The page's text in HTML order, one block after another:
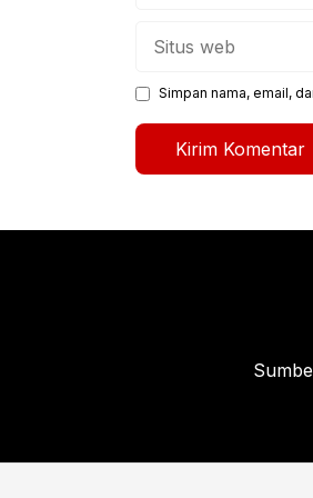
Simpan nama, email,